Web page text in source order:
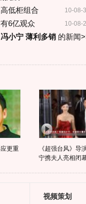
10-08-
低柜组合
10-08-
6亿观众
冯小宁 薄利多销的新闻
更重
《超强台风》导
宁携夫人亮相闭
视频策划